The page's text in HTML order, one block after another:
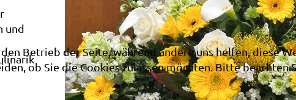
und
Betrieb der Seite, während andere uns helfen, diese
ob Sie die Cookies zulassen möchten. Bitte beachten